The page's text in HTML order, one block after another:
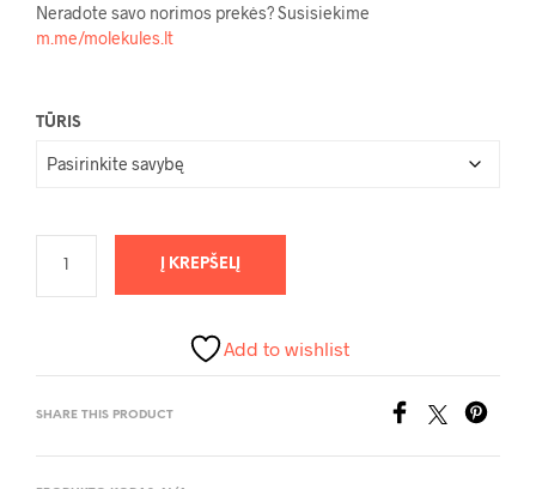
Neradote savo norimos prekės? Susisiekime
m.me/molekules.lt
TŪRIS
Į KREPŠELĮ
Add to wishlist
SHARE THIS PRODUCT